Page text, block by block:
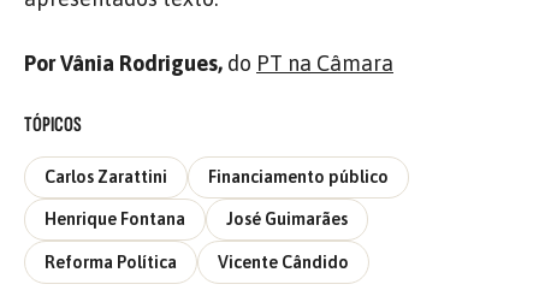
Por Vânia Rodrigues, do PT na Câmara
TÓPICOS
Carlos Zarattini Financiamento público
Henrique Fontana José Guimarães
Reforma Política Vicente Cândido